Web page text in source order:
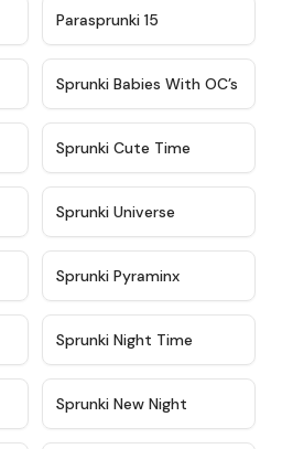
Parasprunki 15
★ 4.8
Sprunki Babies With OC’s
Sprunki Cute Time
Sprunki Universe
Sprunki Pyraminx
Sprunki Night Time
Sprunki New Night